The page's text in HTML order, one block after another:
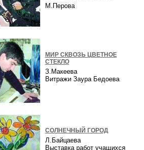
М.Перова
МИР СКВОЗЬ ЦВЕТНОЕ
СТЕКЛО
З.Макеева
Витражи Заура Бедоева
СОЛНЕЧНЫЙ ГОРОД
Л.Байцаева
Выставка работ учащихся